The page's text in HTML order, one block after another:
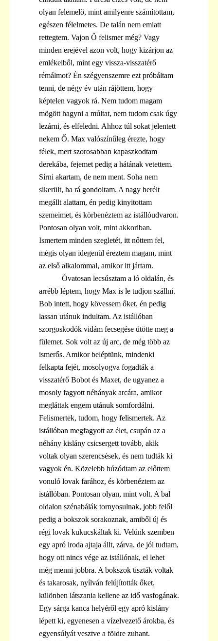
olyan felemelő, mint amilyenre számítottam,
egészen félelmetes. De talán nem emiatt
rettegtem. Vajon Ő felismer még? Vagy
minden erejével azon volt, hogy kizárjon az
emlékeiből, mint egy vissza-visszatérő
rémálmot? Én szégyenszemre ezt próbáltam
tenni, de négy év után rájöttem, hogy
képtelen vagyok rá. Nem tudom magam
mögött hagyni a múltat, nem tudom csak úgy
lezárni, és elfeledni. Ahhoz túl sokat jelentett
nekem Ő. Max valószínűleg érezte, hogy
félek, mert szorosabban kapaszkodtam
derekába, fejemet pedig a hátának vetettem.
Sírni akartam, de nem ment. Soha nem
sikerült, ha rá gondoltam. A nagy herélt
megállt alattam, én pedig kinyitottam
szemeimet, és körbenéztem az istállóudvaron.
Pontosan olyan volt, mint akkoriban.
Ismertem minden szegletét, itt nőttem fel,
mégis olyan idegenül éreztem magam, mint
az első alkalommal, amikor itt jártam.
Óvatosan lecsúsztam a ló oldalán, és
arrébb léptem, hogy Max is le tudjon szállni.
Bob intett, hogy kövessem őket, én pedig
lassan utánuk indultam. Az istállóban
szorgoskodók vidám fecsegése ütötte meg a
fülemet. Sok volt az új arc, de még több az
ismerős. Amikor beléptünk, mindenki
felkapta fejét, mosolyogva fogadták a
visszatérő Bobot és Maxet, de ugyanez a
mosoly fagyott néhányak arcára, amikor
megláttak engem utánuk somfordálni.
Felismertek, tudom, hogy felismertek. Az
istállóban megfagyott az élet, csupán az a
néhány kislány csicsergett tovább, akik
voltak olyan szerencsések, és nem tudták ki
vagyok én. Közelebb húzódtam az előttem
vonuló lovak farához, és körbenéztem az
istállóban. Pontosan olyan, mint volt. A bal
oldalon szénabálák tornyosulnak, jobb felől
pedig a bokszok sorakoznak, amiből új és
régi lovak kukucskáltak ki. Velünk szemben
egy apró iroda ajtaja állt, zárva, de jól tudtam,
hogy ott nincs vége az istállónak, el lehet
még menni jobbra. A bokszok tiszták voltak
és takarosak, nyílván felújították őket,
különben látszania kellene az idő vasfogának.
Egy sárga kanca helyéről egy apró kislány
lépett ki, egyenesen a vízelvezető árokba, és
egyensúlyát vesztve a földre zuhant.